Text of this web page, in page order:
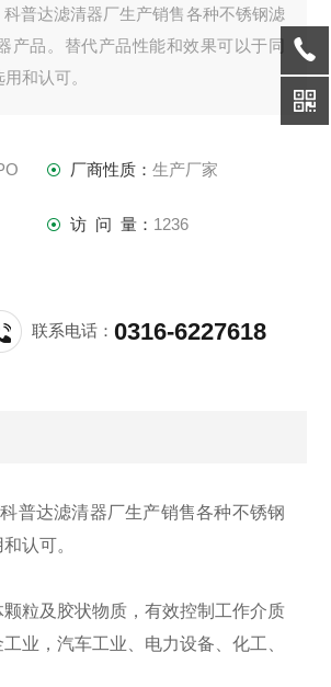
普达滤清器厂生产销售各种不锈钢滤
产品。替代产品性能和效果可以于同
和认可。
厂商性质： 生产厂家
访 问 量： 1236
联系电话：0316-6227618
普达滤清器厂生产销售各种不锈钢
认可。
粒及胶状物质，有效控制工作介质
业，汽车工业、电力设备、化工、